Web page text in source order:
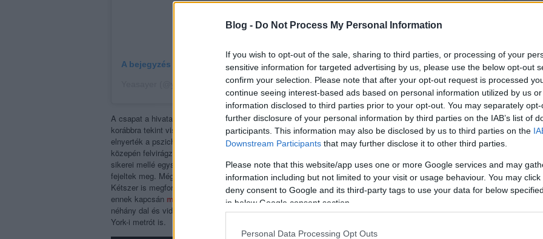
Blog - Do Not Process My Personal Information
If you wish to opt-out of the sale, sharing to third parties, or processing of your
sensitive information for targeted advertising by us, please use the below opt-out
confirm your selection. Please note that after your opt-out request is processed
continue seeing interest-based ads based on personal information utilized by us
information disclosed to third parties prior to your opt-out. You may separately
further disclosure of your personal information by third parties on the IAB’s list of
participants. This information may also be disclosed by us to third parties on the
Downstream Participants that may further disclose it to other third parties.
Please note that this website/app uses one or more Google services and may
information including but not limited to your visit or usage behaviour. You may
deny consent to Google and its third-party tags to use your data for below
in below Google consent section.
Personal Data Processing Opt Outs
A bejegyzés megtekintése az Instagramon
Yeasayer (@yeasayer) által megosztott bejegyzés , Dec 19., 2019, időpont: 12:55 (PST időzóna szerint)
A csapat a hivatalos források szerint 2006-ban alakult Brooklynban – a bejegyzés alapján már két évvel
korábbra tekint vissza a Yeasayer eredettörténete –, és 2007-es debütalbumukkal, azAll Hour Cymballal egyből
elnyerték a pszichedelikus artpop rajongói és a kritikusok kegyeit. A legjobbkor mutatkoztak be, a 2000-es évek
közepén felvirágzott a brooklyni indie-szcéna, a
sikerei mellé egyszerre ötletgazdag és slágeres számaikkal soroltak be, amit a 2010-esOdd Bloodlemezzel
fejeltek meg. Még három albumuk jelent meg ezt követően, a legutóbbi épp idén,Erotic Reruns címmel.
Kétszer is megfordultak a Szigeten, először még 2010-ben, amikor a fesztivál egyik legjobb koncertjét adták –
ennek kapcsán mikrofonvégre is tudtuk kapniWildert és Keatinget –, másodszor pedig ezen a nyáron. Alább
néhány dal és videó, köztük a Take Away Show-beli szereplésük, melynek során zenélve megjárják a New
York-i metrót is.